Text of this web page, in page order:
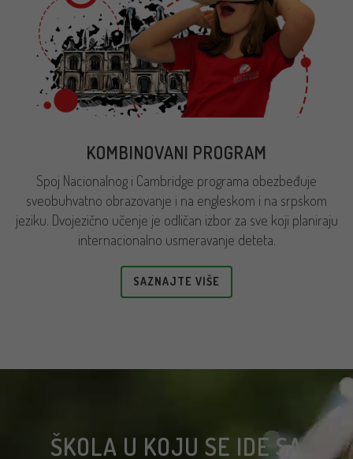
KOMBINOVANI PROGRAM
Spoj Nacionalnog i Cambridge programa obezbeđuje
sveobuhvatno obrazovanje i na engleskom i na srpskom
jeziku. Dvojezično učenje je odličan izbor za sve koji planiraju
internacionalno usmeravanje deteta.
SAZNAJTE VIŠE
ŠKOLA U KOJU SE IDE SA